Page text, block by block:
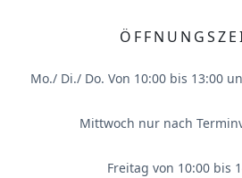
Mo./ Di./ Do. Von 10:00 bis 13:00
Mittwoch nur nach
Freitag von 10:00 bis